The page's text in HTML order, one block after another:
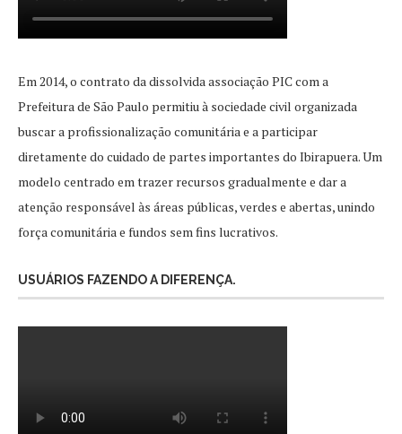
Em 2014, o contrato da dissolvida associação PIC com a
Prefeitura de São Paulo permitiu à sociedade civil organizada
buscar a profissionalização comunitária e a participar
diretamente do cuidado de partes importantes do Ibirapuera. Um
modelo centrado em trazer recursos gradualmente e dar a
atenção responsável às áreas públicas, verdes e abertas, unindo
força comunitária e fundos sem fins lucrativos.
USUÁRIOS FAZENDO A DIFERENÇA.